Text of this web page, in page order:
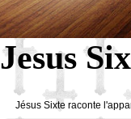
Jesus
Jésus Sixte raconte